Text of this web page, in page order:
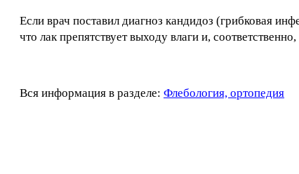
Если врач поставил диагноз кандидоз (грибковая
что лак препятствует выходу влаги и,
Вся информация в разделе: Флебология, ортопедия